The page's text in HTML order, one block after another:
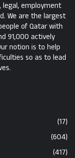
legal, employment
We are the largest
of Qatar with
91,000 actively
notion is to help
so as to lead
(17)
(604)
(417)